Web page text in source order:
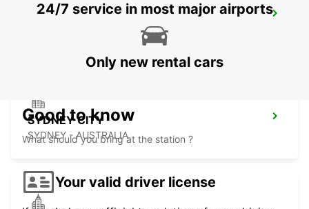
SYDNEY AIRPORT
SYDNEY CITY
SYDNEY - AUSTRALIA
24/7 service in most major airports
Only new rental cars
Good to know
What should you bring at the station ?
Your valid driver license